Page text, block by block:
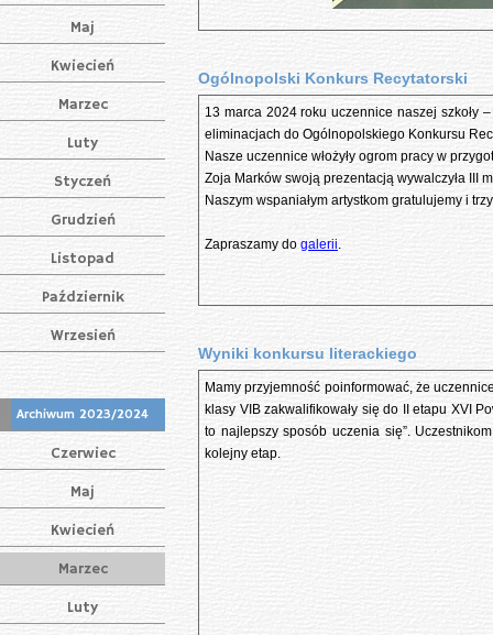
Maj
Kwiecień
Marzec
Luty
Styczeń
Grudzień
Listopad
Październik
Wrzesień
Archiwum 2023/2024
Czerwiec
Maj
Kwiecień
Marzec
Luty
Ogólnopolski Konkurs Recytatorski
13 marca 2024 roku uczennice naszej szkoły
eliminacjach do Ogólnopolskiego Konkursu
Nasze uczennice włożyły ogrom pracy w
Zoja Marków swoją prezentacją wywalczyła III
Naszym wspaniałym artystkom gratulujemy i
Zapraszamy do galerii.
Wyniki konkursu literackiego
Mamy przyjemność poinformować, że
klasy VIB zakwalifikowały się do II etapu XVI
to najlepszy sposób uczenia się”.
kolejny etap.